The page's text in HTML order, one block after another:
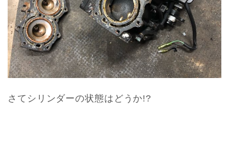
さてシリンダーの状態はどうか!?